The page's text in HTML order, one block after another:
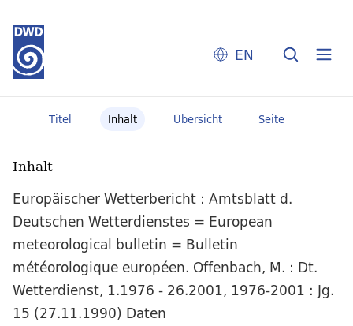
EN
Titel Inhalt Übersicht Seite
Inhalt
Europäischer Wetterbericht : Amtsblatt d.
Deutschen Wetterdienstes = European
meteorological bulletin = Bulletin
météorologique européen. Offenbach, M. : Dt.
Wetterdienst, 1.1976 - 26.2001, 1976-2001 : Jg.
15 (27.11.1990) Daten